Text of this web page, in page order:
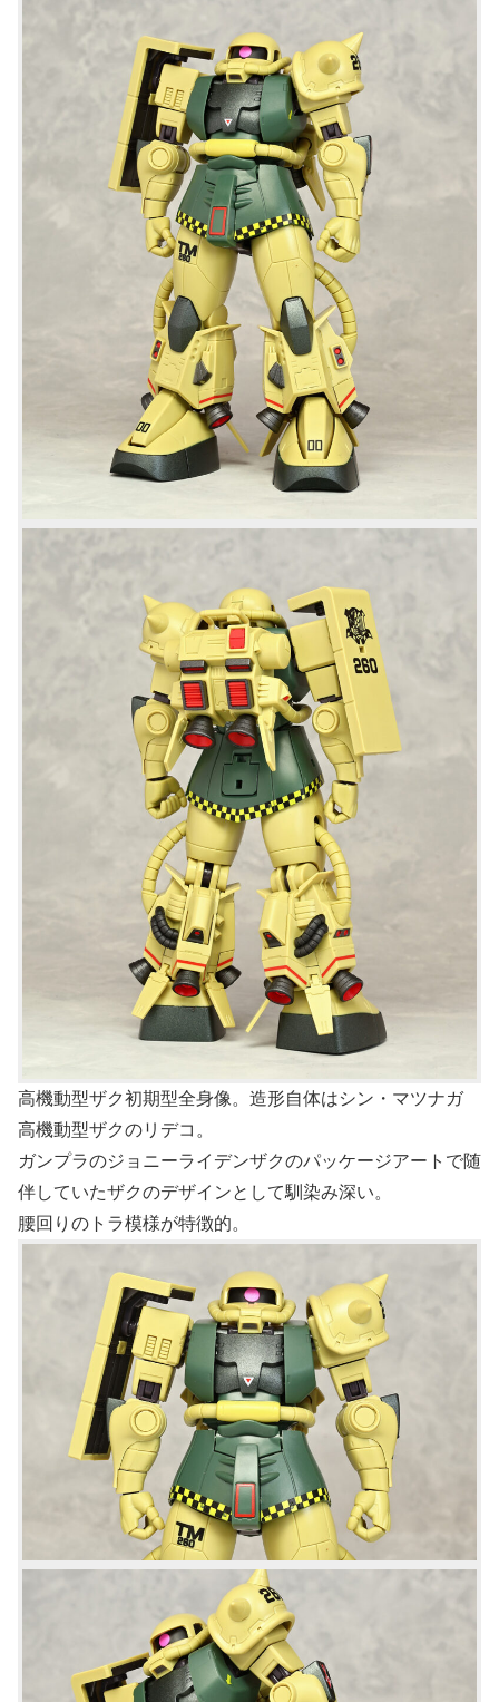
高機動型ザク初期型全身像。造形自体はシン・マツナガ
高機動型ザクのリデコ。
ガンプラのジョニーライデンザクのパッケージアートで随
伴していたザクのデザインとして馴染み深い。
腰回りのトラ模様が特徴的。